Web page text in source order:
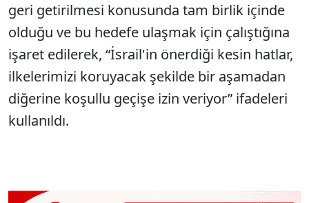
geri getirilmesi konusunda tam birlik içinde
olduğu ve bu hedefe ulaşmak için çalıştığına
işaret edilerek, “İsrail'in önerdiği kesin hatlar,
ilkelerimizi koruyacak şekilde bir aşamadan
diğerine koşullu geçişe izin veriyor” ifadeleri
kullanıldı.